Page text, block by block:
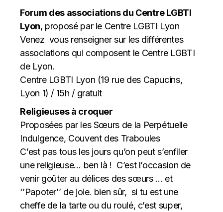
Forum des associations du Centre LGBTI
Lyon, proposé par le Centre LGBTI Lyon
Venez vous renseigner sur les différentes
associations qui composent le Centre LGBTI
de Lyon.
Centre LGBTI Lyon (19 rue des Capucins,
Lyon 1) / 15h / gratuit
Religieuses à croquer
Proposées par les Sœurs de la Perpétuelle
Indulgence, Couvent des Traboules
C’est pas tous les jours qu’on peut s’enfiler
une religieuse… ben là ! C’est l’occasion de
venir goûter au délices des sœurs … et
‘’Papoter’’ de joie. bien sûr, si tu est une
cheffe de la tarte ou du roulé, c’est super,